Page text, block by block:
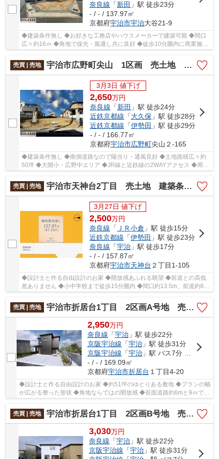
奈良線 「新田 」駅 徒歩23分
- / - / 137.97㎡
京都府宇治市宇治大谷21-9
◆建築条件無し ◆お好きな工務店やハウスメーカーで建築可能 ◆間口
広々約16ｍ ◆角地で採光・風通し共に良好 ◆徒歩10分圏内に商業施設
売買 | 売地
宇治市広野町尖山 1区画 売土地 建築条件無し
3月3日 値下げ
2,650万円
奈良線 「新田 」駅 徒歩24分
近鉄京都線 「大久保」駅 徒歩28分
近鉄京都線 「伊勢田 」駅 徒歩29分
- / - / 166.77㎡
京都府宇治市広野町尖山２-165
◆建築条件無し ◆南側道路なので陽当り・通風良好 ◆土地面積広々約
50坪 ◆大開小・広野中エリア ◆JR線と近鉄線の2WAYアクセス ◆周辺
売買 | 売地
宇治市天神台2丁目 売土地 建築条件付き
3月27日 値下げ
2,500万円
奈良線 「 ＪＲ小倉 」駅 徒歩15分
近鉄京都線 「伊勢田 」駅 徒歩23分
奈良線 「宇治 」駅 徒歩17分
- / - / 157.87㎡
京都府宇治市天神台 ２丁目1-105
◆設計士と作る自由設計のお家 ◆開放感あふれる眺望 ◆前道との高低
差ありません ◆小中学校まで徒歩15分圏内 ◆間口約13.5m、前道約6m
売買 | 売地
宇治市折居台1丁目 2区画A号地 売土地 建築条件付き
2,950万円
奈良線 「宇治」駅 徒歩22分
京阪宇治線 「宇治」駅 徒歩31分
京阪宇治線 「宇治」駅 バス7分 「琵琶台口」 停歩9分
- / - / 169.09㎡
京都府宇治市折居台 １丁目4-20
◆設計士と作る自由設計のお家 ◆約51坪のゆとりある敷地 ◆プランの幅
が広がる整った形状 ◆角地ならではの開放感 ◆前面道路約6mと9ｍで車
の出入りもスムーズ ◆スーパー・小学校徒歩10分圏内
売買 | 売地
宇治市折居台1丁目 2区画B号地 売土地 建築条件付き
3,030万円
奈良線 「宇治 」駅 徒歩22分
京阪宇治線 「宇治 」駅 徒歩31分